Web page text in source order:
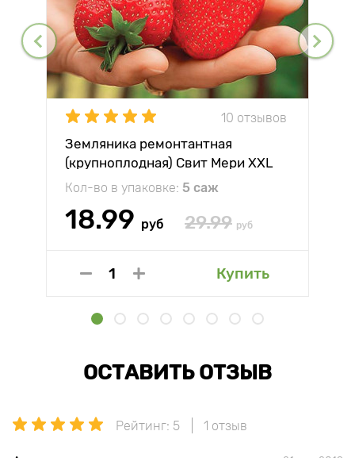
10 отзывов
Земляника ремонтантная
(крупноплодная) Свит Мери XXL
Кол-во в упаковке: 5 саж
18.99 руб 29.99 руб
Купить
ОСТАВИТЬ ОТЗЫВ
Рейтинг: 5 1 отзыв